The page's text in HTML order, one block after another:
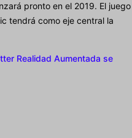
pronto en el 2019. El juego
tendrá como eje central la
Realidad Aumentada se